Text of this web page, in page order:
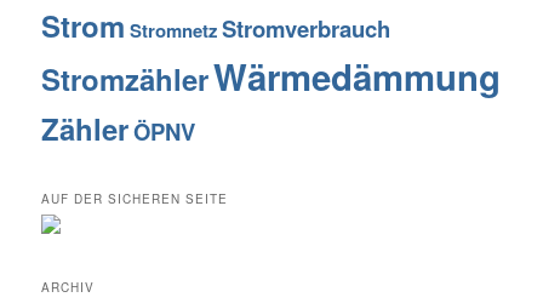
Strom StromnetzStromverbrauch
StromzählerWärmedämmung
ZählerÖPNV
AUF DER SICHEREN SEITE
ARCHIV